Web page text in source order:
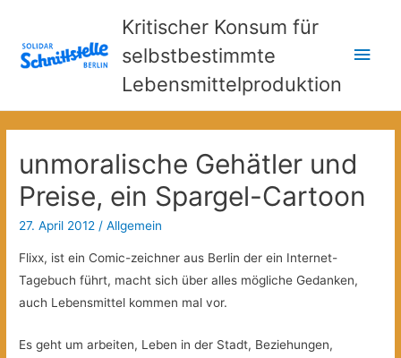
Kritischer Konsum für
selbstbestimmte
Lebensmittelproduktion
unmoralische Gehätler und
Preise, ein Spargel-Cartoon
27. April 2012 /Allgemein
Flixx, ist ein Comic-zeichner aus Berlin der ein Internet-
Tagebuch führt, macht sich über alles mögliche Gedanken,
auch Lebensmittel kommen mal vor.
Es geht um arbeiten, Leben in der Stadt, Beziehungen,